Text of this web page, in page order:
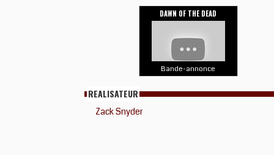
DAWN OF THE DEAD
Bande-annonce
REALISATEUR
Zack Snyder